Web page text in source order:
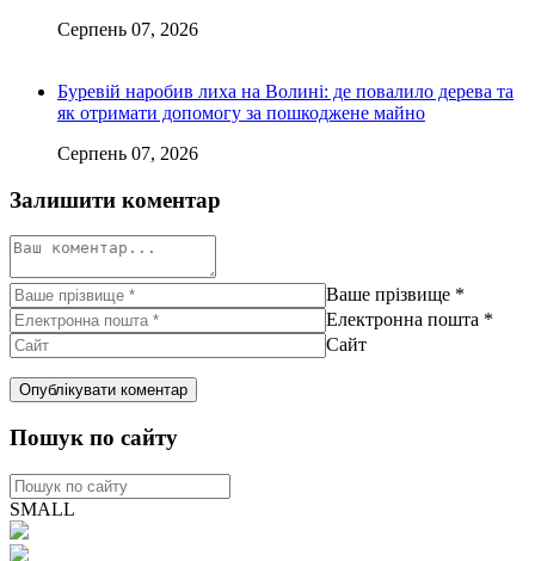
Серпень 07, 2026
Буревій наробив лиха на Волині: де повалило дерева та
як отримати допомогу за пошкоджене майно
Серпень 07, 2026
Залишити коментар
Ваше прізвище *
Електронна пошта *
Сайт
Пошук по сайту
SMALL